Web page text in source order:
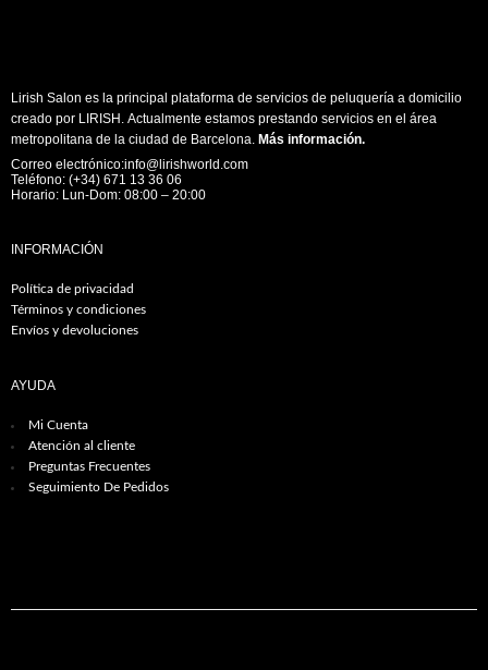
Lirish Salon es la principal plataforma de servicios de peluquería a domicilio
creado por LIRISH. Actualmente estamos prestando servicios en el área
metropolitana de la ciudad de Barcelona. Más información.
Correo electrónico:info@lirishworld.com
Teléfono: (+34) 671 13 36 06
Horario: Lun-Dom: 08:00 – 20:00
INFORMACIÓN
Política de privacidad
Términos y condiciones
Envíos y devoluciones
AYUDA
Mi Cuenta
Atención al cliente
Preguntas Frecuentes
Seguimiento De Pedidos